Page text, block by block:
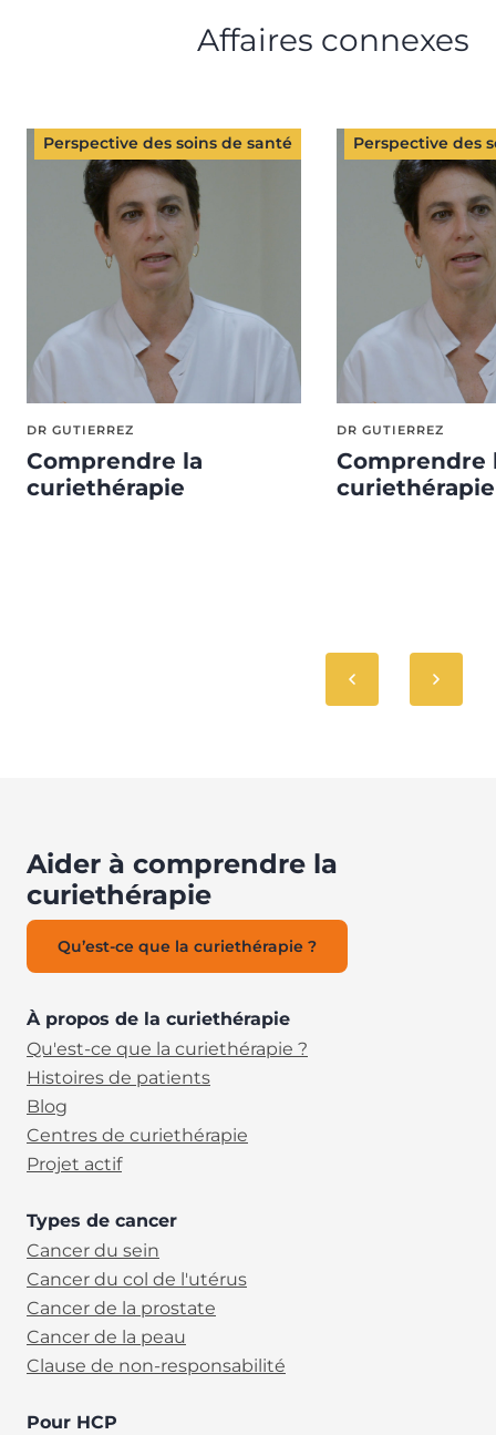
Affaires connexes
Perspective des soins de santé
DR GUTIERREZ
Comprendre la
curiethérapie
Perspective des
DR GUTIERREZ
Comprendre
curiethérapie
Aider à comprendre la
curiethérapie
Qu’est-ce que la curiethérapie ?
À propos de la curiethérapie
Qu'est-ce que la curiethérapie ?
Histoires de patients
Blog
Centres de curiethérapie
Projet actif
Types de cancer
Cancer du sein
Cancer du col de l'utérus
Cancer de la prostate
Cancer de la peau
Clause de non-responsabilité
Pour HCP